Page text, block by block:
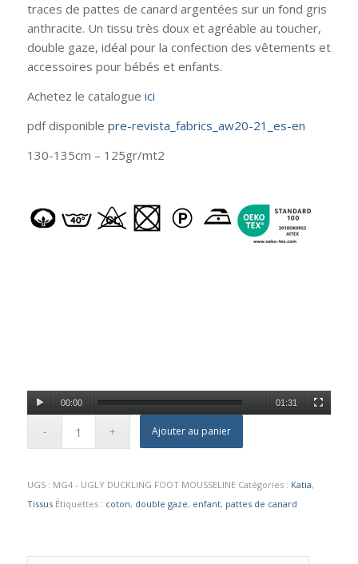
traces de pattes de canard argentées sur un fond gris
anthracite. Un tissu très doux et agréable au toucher,
double gaze, idéal pour la confection des vêtements et
accessoires pour bébés et enfants.
Achetez le catalogue ici
pdf disponible pre-revista_fabrics_aw20-21_es-en
130-135cm – 125gr/mt2
00:00 01:31
Ajouter au panier
UGS : MG4 - UGLY DUCKLING FOOT MOUSSELINE Catégories : Katia,
Tissus Étiquettes : coton, double gaze, enfant, pattes de canard